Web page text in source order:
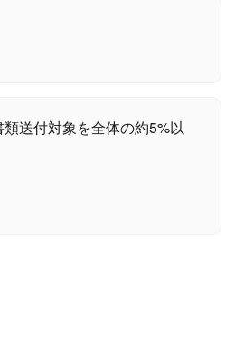
送付対象を全体の約5%以